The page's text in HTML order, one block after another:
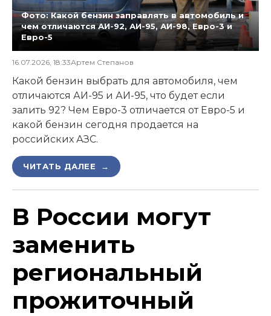
Фото: Какой бензин заправлять в автомобиль и
чем отличаются АИ-92, АИ-95, АИ-98, Евро-3 и
Евро-5
16.07.2026, 18:33Артем Степанов
Какой бензин выбрать для автомобиля, чем
отличаются АИ-95 и АИ-95, что будет если
залить 92? Чем Евро-3 отличается от Евро-5 и
какой бензин сегодня продается на
российских АЗС.
ЧИТАТЬ ДАЛЕЕ →
В России могут
заменить
региональный
прожиточный